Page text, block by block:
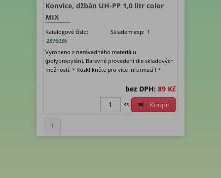
Konvice, džbán UH-PP 1,0 litr color
MIX
Katalogové číslo:
2376036
Skladem exp: 1
Vyrobeno z nezávadného materiálu
(polypropylén). Barevné provedení dle skladových
možností. * Rozklikněte pro více informací ! *
bez DPH: 89 Kč
Koupit
ks
1